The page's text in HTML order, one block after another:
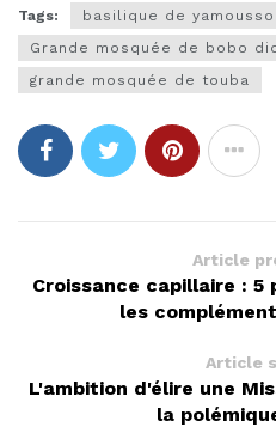
Tags:
basilique de
Grande mosquée de bobo
grande mosquée de touba
Article
Croissance capillaire :
les
Article
L'ambition d'élire une
la